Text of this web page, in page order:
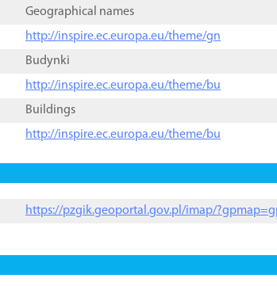
Geographical names
http://inspire.ec.europa.eu/theme/gn
Budynki
http://inspire.ec.europa.eu/theme/bu
Buildings
http://inspire.ec.europa.eu/theme/bu
https://pzgik.geoportal.gov.pl/imap/